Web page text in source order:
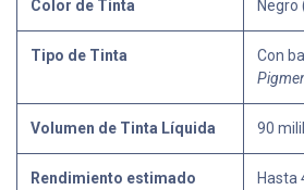
Color de Tinta Negro
Tipo de Tinta
Con
Volumen de Tinta Líquida 90
Rendimiento estimado
Hasta